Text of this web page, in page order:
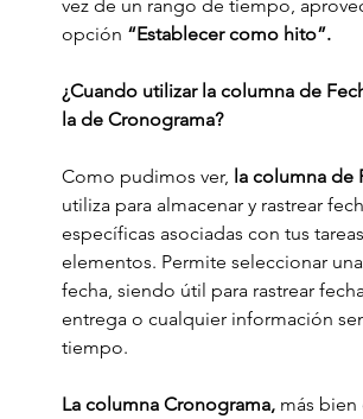
vez de un rango de tiempo,
opción “Establecer como hito”.
¿Cuando utilizar la columna de
la de Cronograma?
Como pudimos ver, la columna de
utiliza para almacenar y rastrear
específicas asociadas con tus
elementos. Permite seleccionar
fecha, siendo útil para rastrear
entrega o cualquier información
tiempo.
La columna Cronograma, más bien